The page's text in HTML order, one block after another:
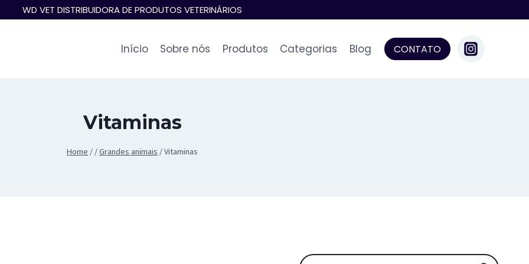
WD VET DISTRIBUIDORA DE PRODUTOS VETERINÁRIOS
Início Sobre nós Produtos Categorias Blog CONTATO
Vitaminas
Home / /Grandes animais /Vitaminas